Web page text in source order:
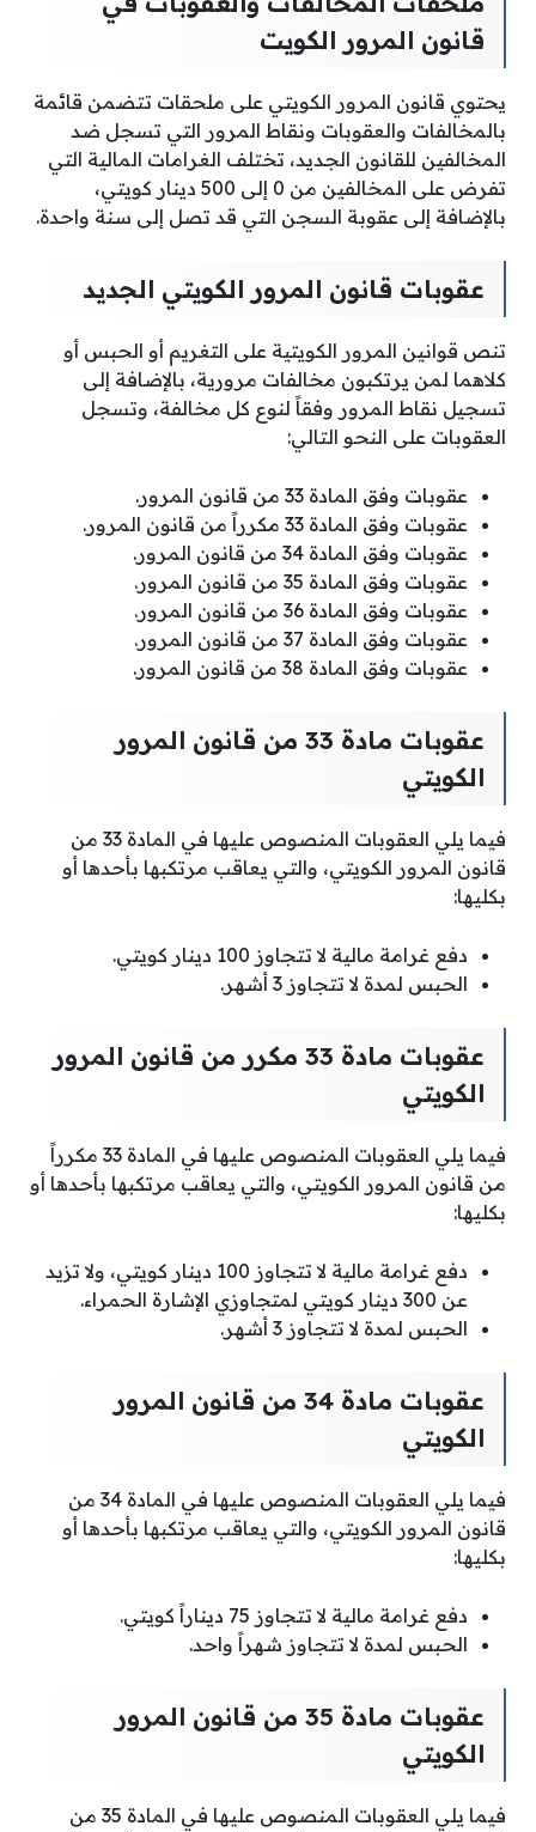
قانون المرور الكويت
يحتوي قانون المرور الكويتي على ملحقات تتضمن قائمة
بالمخالفات والعقوبات ونقاط المرور التي تسجل ضد
المخالفين للقانون الجديد، تختلف الغرامات المالية التي
تفرض على المخالفين من 0 إلى 500 دينار كويتي،
بالإضافة إلى عقوبة السجن التي قد تصل إلى سنة واحدة.
عقوبات قانون المرور الكويتي الجديد
تنص قوانين المرور الكويتية على التغريم أو الحبس أو
كلاهما لمن يرتكبون مخالفات مرورية، بالإضافة إلى
تسجيل نقاط المرور وفقاً لنوع كل مخالفة، وتسجل
العقوبات على النحو التالي:
عقوبات وفق المادة 33 من قانون المرور.
عقوبات وفق المادة 33 مكرراً من قانون المرور.
عقوبات وفق المادة 34 من قانون المرور.
عقوبات وفق المادة 35 من قانون المرور.
عقوبات وفق المادة 36 من قانون المرور.
عقوبات وفق المادة 37 من قانون المرور.
عقوبات وفق المادة 38 من قانون المرور.
عقوبات مادة 33 من قانون المرور
الكويتي
فيما يلي العقوبات المنصوص عليها في المادة 33 من
قانون المرور الكويتي، والتي يعاقب مرتكبها بأحدها أو
بكليها:
دفع غرامة مالية لا تتجاوز 100 دينار كويتي.
الحبس لمدة لا تتجاوز 3 أشهر.
عقوبات مادة 33 مكرر من قانون المرور
الكويتي
فيما يلي العقوبات المنصوص عليها في المادة 33 مكرراً
من قانون المرور الكويتي، والتي يعاقب مرتكبها بأحدها أو
بكليها:
دفع غرامة مالية لا تتجاوز 100 دينار كويتي، ولا تزيد
عن 300 دينار كويتي لمتجاوزي الإشارة الحمراء.
الحبس لمدة لا تتجاوز 3 أشهر.
عقوبات مادة 34 من قانون المرور
الكويتي
فيما يلي العقوبات المنصوص عليها في المادة 34 من
قانون المرور الكويتي، والتي يعاقب مرتكبها بأحدها أو
بكليها:
دفع غرامة مالية لا تتجاوز 75 ديناراً كويتي.
الحبس لمدة لا تتجاوز شهراً واحد.
عقوبات مادة 35 من قانون المرور
الكويتي
فيما يلي العقوبات المنصوص عليها في المادة 35 من